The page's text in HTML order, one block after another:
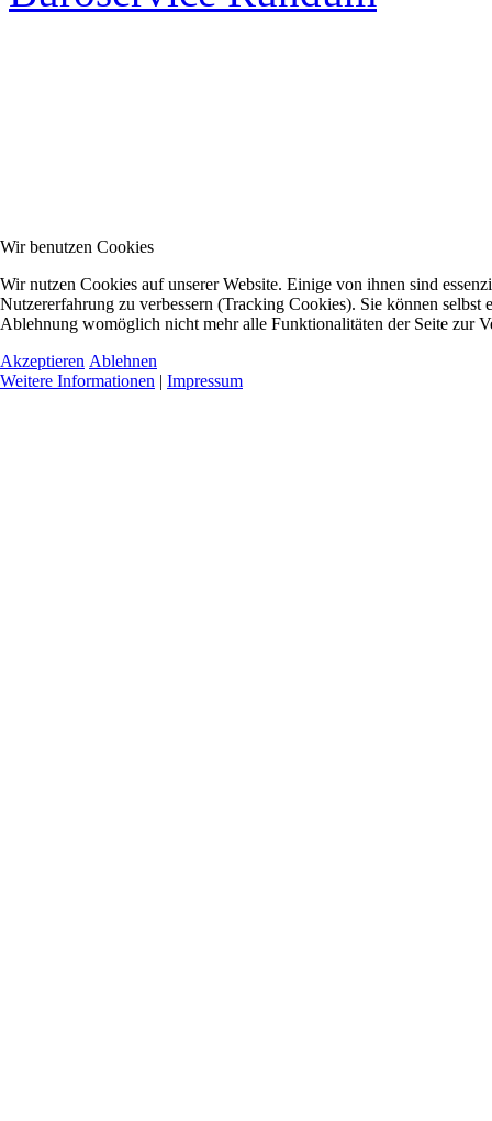
Wir benutzen Cookies
Wir nutzen Cookies auf unserer Website. Einige von ihnen sind
Nutzererfahrung zu verbessern (Tracking Cookies). Sie können selbst
Ablehnung womöglich nicht mehr alle Funktionalitäten der Seite zur
Akzeptieren Ablehnen
Weitere Informationen | Impressum